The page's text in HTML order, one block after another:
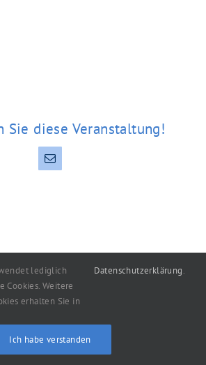
Sie diese Veranstaltung!
E-
Mail
machart: Oelgemöller
lediglich
Cookies. Weitere
erhalten Sie in
Datenschutzerklärung.
Ich habe verstanden